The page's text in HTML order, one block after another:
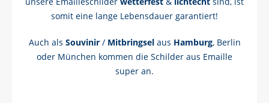
somit eine lange Lebensdauer garantiert!
Auch als Souvinir/ Mitbringselaus Hamburg, Berlin
oder München kommen die Schilder aus Emaille
super an.